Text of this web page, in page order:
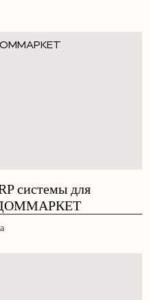
системы для
ДОММАРКЕТ